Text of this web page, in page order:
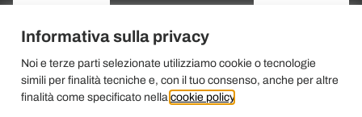
Informativa sulla privacy
Noi e terze parti selezionate utilizziamo cookie o tecnologie
simili per finalità tecniche e, con il tuo consenso, anche per altre
finalità come specificato nella cookie policy